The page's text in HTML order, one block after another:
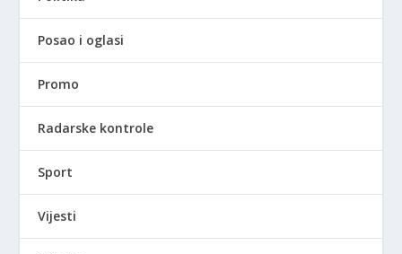
Posao i oglasi
Promo
Radarske kontrole
Sport
Vijesti